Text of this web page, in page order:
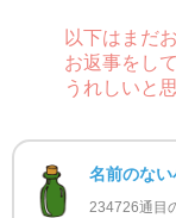
以下はまだ
お返事をし
うれしいと
名前のない
234726通目